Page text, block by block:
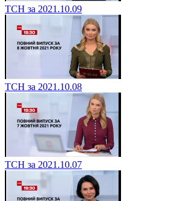
ТСН за 2021.10.09
ТСН за 2021.10.08
ТСН за 2021.10.07